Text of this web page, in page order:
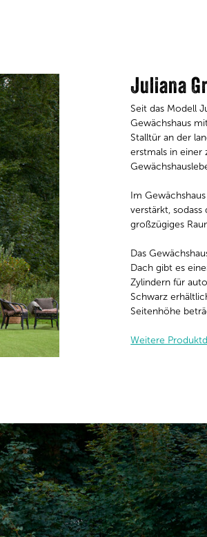
Juliana
Seit das Modell
Gewächshaus
Stalltür an der
erstmals in einer
Im
verstärkt,
großzügiges
Das
Dach gibt es
Zylindern für
Schwarz
Seitenhöhe
Weitere